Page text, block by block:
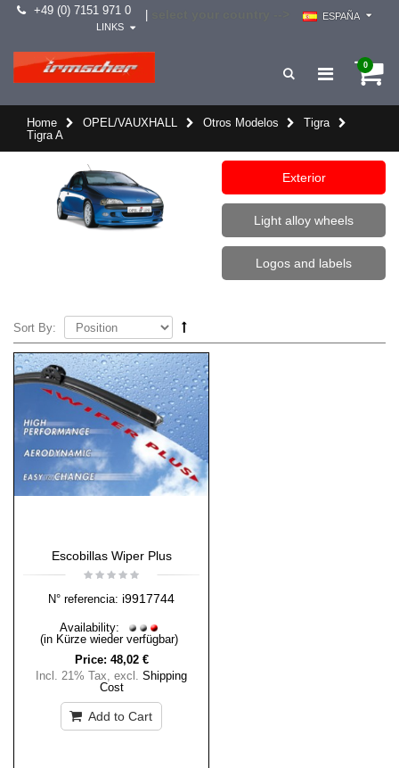
+49 (0) 7151 971 0
ESPAÑA
LINKS
0
Home OPEL/VAUXHALL Otros Modelos
Tigra
Tigra A
Exterior
Light alloy wheels
Logos and labels
Sort By:
Escobillas Wiper Plus
N° referencia: i9917744
Availability:
(in Kürze wieder verfügbar)
Price: 48,02 €
Incl. 21% Tax, excl. Shipping
Cost
Add to Cart